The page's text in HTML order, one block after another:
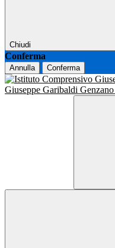
Chiudi
Conferma
Annulla Conferma
Giuseppe Garibaldi Genzano